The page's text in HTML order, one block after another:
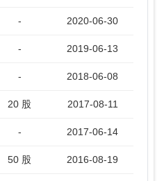
- 2020-06-30
- 2019-06-13
- 2018-06-08
20 股 2017-08-11
- 2017-06-14
50 股 2016-08-19